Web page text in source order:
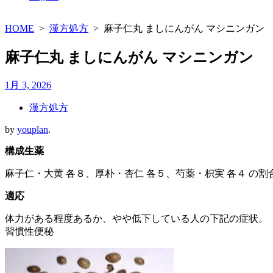
HOME 漢方処方 麻子仁丸 ましにんがん マシニンガン
麻子仁丸 ましにんがん マシニンガン
1月 3, 2026
漢方処方
by youplan
構成生薬
麻子仁・大黄 各８、厚朴・杏仁 各５、芍薬・枳実 各４ の割
適応
体力がある程度あるか、やや低下している人の下記の症状。
習慣性便秘